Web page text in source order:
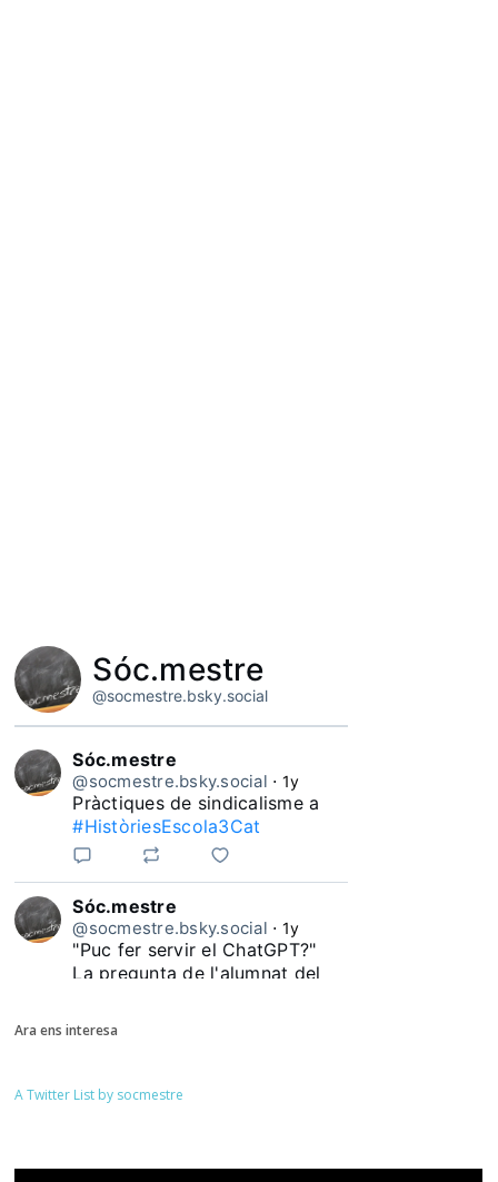
Sóc.mestre
@socmestre.bsky.social
Sóc.mestre
@socmestre.bsky.social ⋅ 1y
#HistòriesEscola3Cat
Sóc.mestre
@socmestre.bsky.social ⋅ 1y
"Puc fer servir el ChatGPT?"
La pregunta de l'alumnat del
Sóc.mestre
pronunciat durant aquest curs
Ara ens interesa
A Twitter List by socmestre